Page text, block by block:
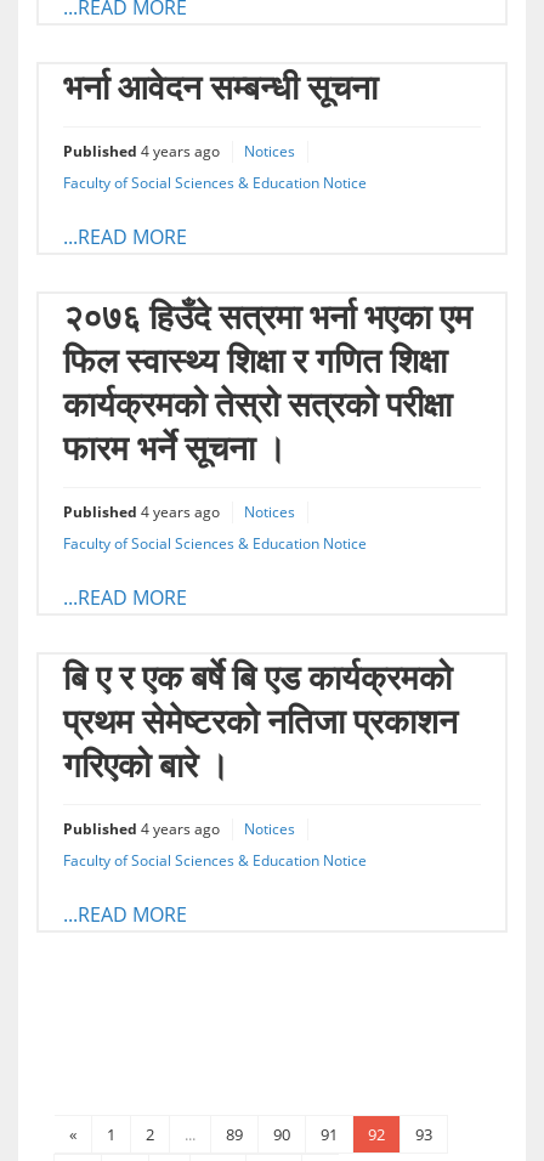
...READ MORE
भर्ना आवेदन सम्बन्धी सूचना
Published 4 years ago
Notices
Faculty of Social Sciences & Education Notice
...READ MORE
२०७६ हिउँदे सत्रमा भर्ना भएका एम
फिल स्वास्थ्य शिक्षा र गणित शिक्षा
कार्यक्रमको तेस्रो सत्रको परीक्षा
फारम भर्ने सूचना ।
Published 4 years ago
Notices
Faculty of Social Sciences & Education Notice
...READ MORE
बि ए र एक बर्षे बि एड कार्यक्रमको
प्रथम सेमेष्टरको नतिजा प्रकाशन
गरिएको बारे ।
Published 4 years ago
Notices
Faculty of Social Sciences & Education Notice
...READ MORE
« 1 2 ... 89 90 91 92
93